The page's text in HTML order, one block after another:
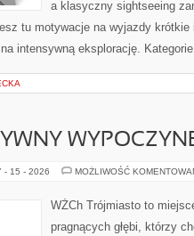
a klasyczny sightseeing
tu motywacje na wyjazdy krótkie
intensywną eksplorację.
- 15 - 2026 MOŻLIWOŚĆ
WŻCh Trójmiasto to
pragnących głębi, którzy